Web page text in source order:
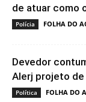
de atuar como
Polícia FOLHA DO
Devedor
Alerj projeto de
Política FOLHA DO